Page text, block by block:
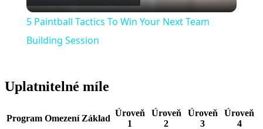
Video
5 Paintball Tactics To Win Your Next Team
Building Session
Uplatnitelné míle
Program Omezení Základ
Úroveň
1
Úroveň
2
Úroveň
3
Úroveň
4